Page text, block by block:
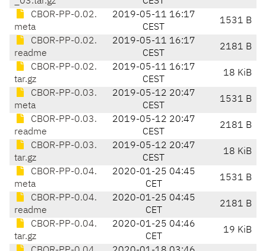
CBOR-PP-0.02.
meta
2019-05-11 16:17
CEST
1531 B
CBOR-PP-0.02.
readme
2019-05-11 16:17
CEST
2181 B
CBOR-PP-0.02.
tar.gz
2019-05-11 16:17
CEST
18 KiB
CBOR-PP-0.03.
meta
2019-05-12 20:47
CEST
1531 B
CBOR-PP-0.03.
readme
2019-05-12 20:47
CEST
2181 B
CBOR-PP-0.03.
tar.gz
2019-05-12 20:47
CEST
18 KiB
CBOR-PP-0.04.
meta
2020-01-25 04:45
CET
1531 B
CBOR-PP-0.04.
readme
2020-01-25 04:45
CET
2181 B
CBOR-PP-0.04.
tar.gz
2020-01-25 04:46
CET
19 KiB